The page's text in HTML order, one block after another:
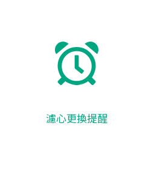
濾心更換提醒